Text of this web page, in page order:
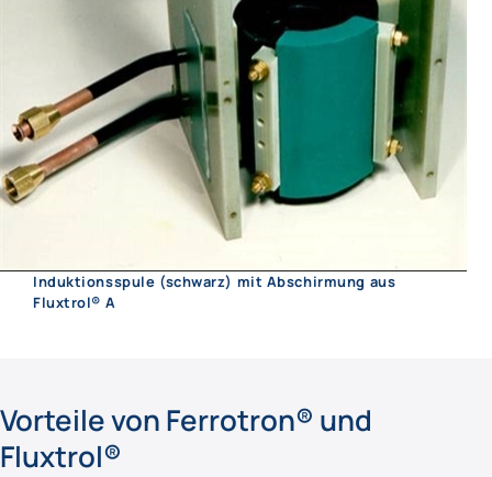
Induktionsspule (schwarz) mit Abschirmung aus
Fluxtrol® A
Vorteile von Ferrotron® und
Fluxtrol®